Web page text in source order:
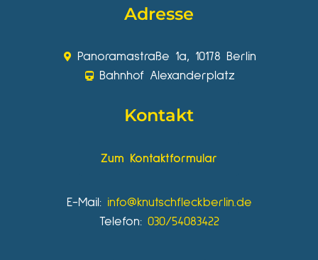
Adresse
Panoramastraße 1a, 10178 Berlin
Bahnhof Alexanderplatz
Kontakt
Zum Kontaktformular
E-Mail: info@knutschfleckberlin.de
Telefon: 030/54083422